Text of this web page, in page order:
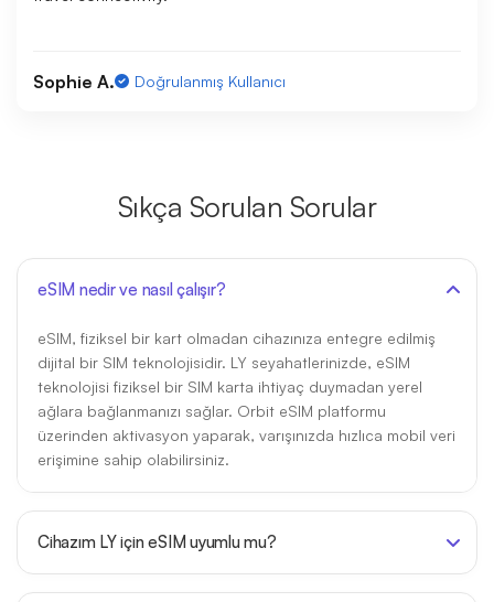
Sophie A. Doğrulanmış Kullanıcı
Sıkça Sorulan Sorular
eSIM nedir ve nasıl çalışır?
eSIM, fiziksel bir kart olmadan cihazınıza entegre edilmiş
dijital bir SIM teknolojisidir. LY seyahatlerinizde, eSIM
teknolojisi fiziksel bir SIM karta ihtiyaç duymadan yerel
ağlara bağlanmanızı sağlar. Orbit eSIM platformu
üzerinden aktivasyon yaparak, varışınızda hızlıca mobil veri
erişimine sahip olabilirsiniz.
Cihazım LY için eSIM uyumlu mu?